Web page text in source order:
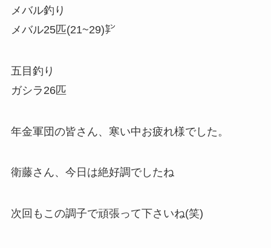
メバル釣り
メバル25匹(21~29)㌢
五目釣り
ガシラ26匹
年金軍団の皆さん、寒い中お疲れ様でした。
衛藤さん、今日は絶好調でしたね
次回もこの調子で頑張って下さいね(笑)